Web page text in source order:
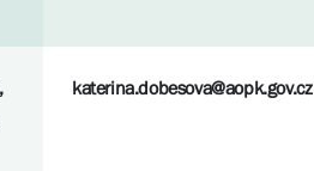
katerina.dobesova@aopk.gov.cz